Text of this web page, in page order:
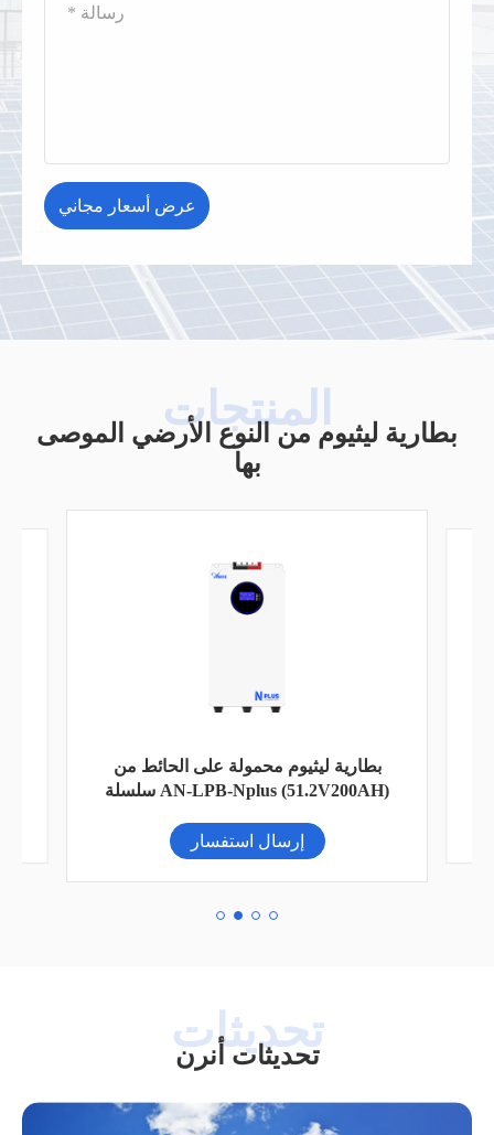
بطارية ليثيوم من النوع الأرضي الموصى
بها
بطارية ليثيوم محمولة على الحائط من
سلسلة AN-LPB-Nplus (51.2V200AH)
إرسال استفسار
تحديثات أنرن